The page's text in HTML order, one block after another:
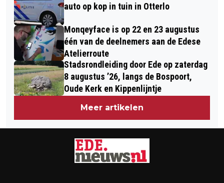
auto op kop in tuin in Otterlo
Monqeyface is op 22 en 23 augustus
één van de deelnemers aan de Edese
Atelierroute
Stadsrondleiding door Ede op zaterdag
8 augustus ’26, langs de Bospoort,
Oude Kerk en Kippenlijntje
Meer artikelen